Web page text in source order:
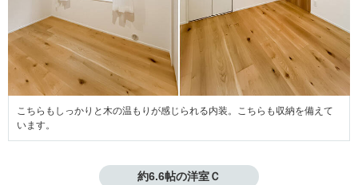
こちらもしっかりと木の温もりが感じられる内装。こちらも収納を備えて
います。
約6.6帖の洋室Ｃ